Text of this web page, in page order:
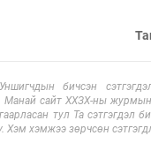
бичсэн
Манай сайт ХХЗХ-ны журмын
тул Та сэтгэгдэл
Хэм хэмжээ зөрчсөн